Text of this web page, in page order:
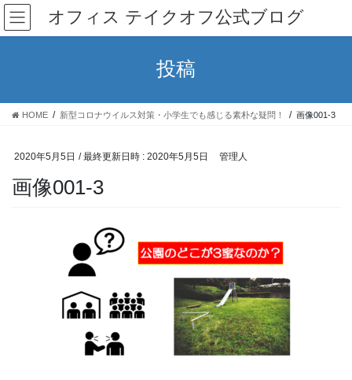
コ
ン
テ
ス
ナ
ビ
ゲ
ン
オフィス テイクオフ公式ブログ
投稿
HOME 新型コロナウイルス対策・小学生でも感じる素朴な疑問！ 画像001-3
2020年5月5日 / 最終更新日時 : 2020年5月5日 管理人
画像001-3